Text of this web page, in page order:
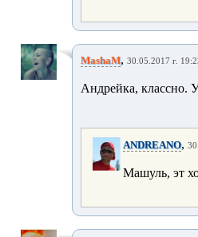
MashaM, 30.05.2017 г.
Андрейка, классно.
ANDREANO,
Машуль, эт